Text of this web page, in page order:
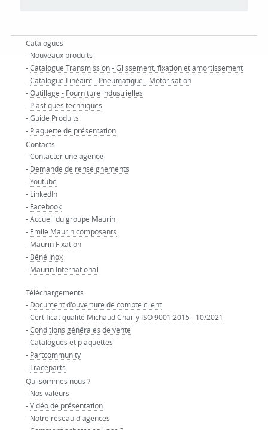
Catalogues
- Nouveaux produits
-Catalogue Transmission - Glissement, fixation et amortissement
-Catalogue Linéaire - Pneumatique - Motorisation
-Outillage - Fourniture industrielles
- Plastiques techniques
-Guide Produits
- Plaquette de présentation
Contacts
-Contacter une agence
- Demande de renseignements
-Youtube
- LinkedIn
- Facebook
-Accueil du groupe Maurin
- Emile Maurin composants
- Maurin Fixation
- Béné Inox
- Maurin International
Téléchargements
- Document d'ouverture de compte client
-Certificat qualité Michaud Chailly ISO 9001:2015 - 10/2021
-Conditions générales de vente
-Catalogues et plaquettes
- Partcommunity
-Traceparts
Qui sommes nous ?
- Nos valeurs
-Vidéo de présentation
- Notre réseau d'agences